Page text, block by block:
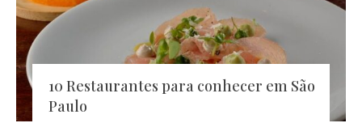
10 Restaurantes para conhecer em São
Paulo